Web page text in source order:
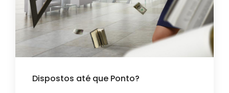
Dispostos até que Ponto?